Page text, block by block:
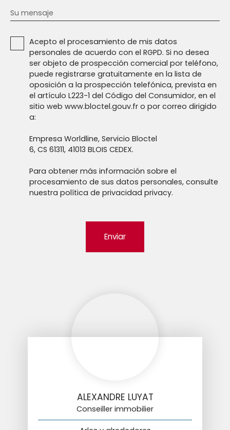
Su mensaje
Acepto el procesamiento de mis datos
personales de acuerdo con el RGPD. Si no desea
ser objeto de prospección comercial por teléfono,
puede registrarse gratuitamente en la lista de
oposición a la prospección telefónica, prevista en
el artículo L223-1 del Código del Consumidor, en el
sitio web www.bloctel.gouv.fr o por correo dirigido
a:
Empresa Worldline, Servicio Bloctel
6, CS 61311, 41013 BLOIS CEDEX.
Para obtener más información sobre el
procesamiento de sus datos personales, consulte
nuestra política de privacidad privacy.
Enviar
ALEXANDRE LUYAT
Conseiller immobilier